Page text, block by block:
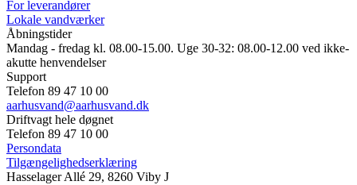
For leverandører
Lokale vandværker
Åbningstider
Mandag - fredag kl. 08.00-15.00. Uge 30-32: 08.00-12.00 ved ikke-
akutte henvendelser
Support
Telefon 89 47 10 00
aarhusvand@aarhusvand.dk
Driftvagt hele døgnet
Telefon 89 47 10 00
Persondata
Tilgængelighedserklæring
Hasselager Allé 29, 8260 Viby J